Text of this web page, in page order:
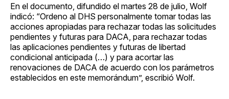
En el documento, difundido el martes 28 de julio, Wolf
indicó: “Ordeno al DHS personalmente tomar todas las
acciones apropiadas para rechazar todas las solicitudes
pendientes y futuras para DACA, para rechazar todas
las aplicaciones pendientes y futuras de libertad
condicional anticipada (…) y para acortar las
renovaciones de DACA de acuerdo con los parámetros
establecidos en este memorándum”, escribió Wolf.